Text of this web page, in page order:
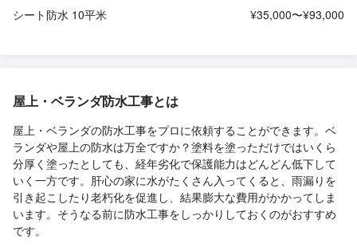
シート防水 10平米
¥35,000〜¥93,000
屋上・ベランダ防水工事とは
屋上・ベランダの防水工事をプロに依頼することができます。ベ
ランダや屋上の防水は万全ですか？塗料を塗っただけではいくら
分厚く塗ったとしても、経年劣化で保護能力はどんどん低下して
いく一方です。肝心の家に水がたくさん入ってくると、雨漏りを
引き起こしたり老朽化を促進し、結果膨大な費用がかかってしま
います。そうなる前に防水工事をしっかりしておくのがおすすめ
です。